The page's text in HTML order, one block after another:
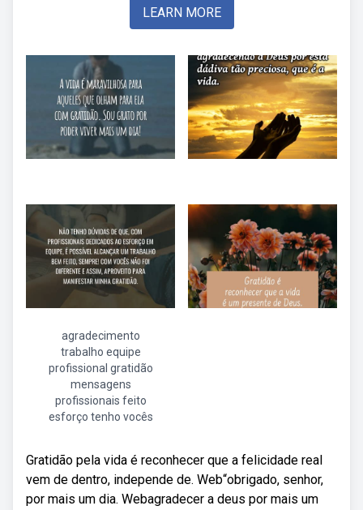
LEARN MORE
agradecimento
trabalho equipe
profissional gratidão
mensagens
profissionais feito
esforço tenho vocês
Gratidão pela vida é reconhecer que a felicidade real
vem de dentro, independe de. Web“obrigado, senhor,
por mais um dia. Webagradecer a deus por mais um